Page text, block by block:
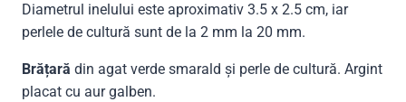
Diametrul inelului este aproximativ 3.5 x 2.5 cm, iar
perlele de cultură sunt de la 2 mm la 20 mm.
Brățară din agat verde smarald și perle de cultură. Argint
placat cu aur galben.